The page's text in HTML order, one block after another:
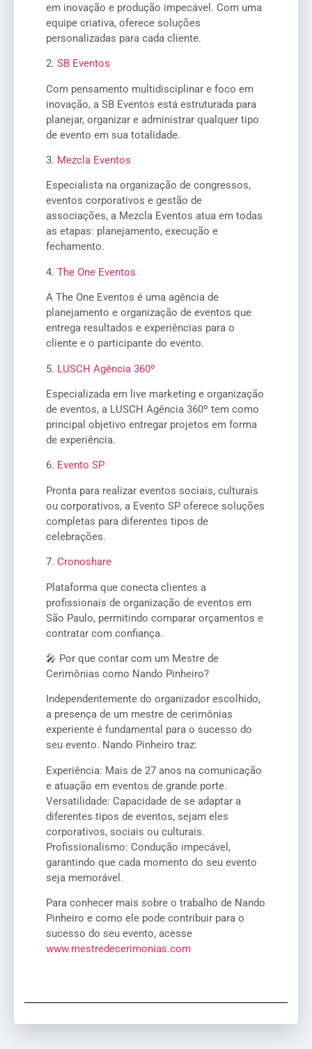
em inovação e produção impecável. Com uma
equipe criativa, oferece soluções
personalizadas para cada cliente.
2. SB Eventos
Com pensamento multidisciplinar e foco em
inovação, a SB Eventos está estruturada para
planejar, organizar e administrar qualquer tipo
de evento em sua totalidade.
3. Mezcla Eventos
Especialista na organização de congressos,
eventos corporativos e gestão de
associações, a Mezcla Eventos atua em todas
as etapas: planejamento, execução e
fechamento.
4. The One Eventos
A The One Eventos é uma agência de
planejamento e organização de eventos que
entrega resultados e experiências para o
cliente e o participante do evento.
5. LUSCH Agência 360º
Especializada em live marketing e organização
de eventos, a LUSCH Agência 360º tem como
principal objetivo entregar projetos em forma
de experiência.
6. Evento SP
Pronta para realizar eventos sociais, culturais
ou corporativos, a Evento SP oferece soluções
completas para diferentes tipos de
celebrações.
7. Cronoshare
Plataforma que conecta clientes a
profissionais de organização de eventos em
São Paulo, permitindo comparar orçamentos e
contratar com confiança.
🎤 Por que contar com um Mestre de
Cerimônias como Nando Pinheiro?
Independentemente do organizador escolhido,
a presença de um mestre de cerimônias
experiente é fundamental para o sucesso do
seu evento. Nando Pinheiro traz:
Experiência: Mais de 27 anos na comunicação
e atuação em eventos de grande porte.
Versatilidade: Capacidade de se adaptar a
diferentes tipos de eventos, sejam eles
corporativos, sociais ou culturais.
Profissionalismo: Condução impecável,
garantindo que cada momento do seu evento
seja memorável.
Para conhecer mais sobre o trabalho de Nando
Pinheiro e como ele pode contribuir para o
sucesso do seu evento, acesse
www.mestredecerimonias.com